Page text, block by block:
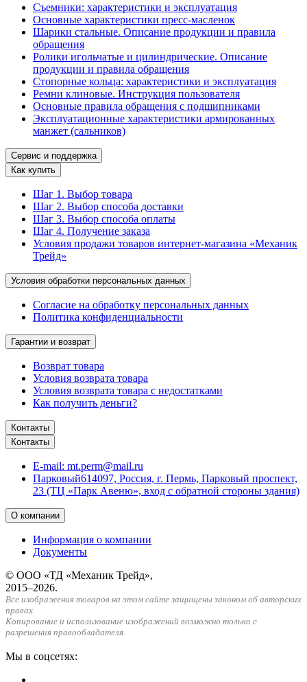
Съемники: характеристики и эксплуатация
Основные характеристики пресс‑масленок
Шарики стальные. Описание продукции и правила
обращения
Ролики игольчатые и цилиндрические. Описание
продукции и правила обращения
Стопорные кольца: характеристики и эксплуатация
Ремни клиновые. Инструкция пользователя
Основные правила обращения с подшипниками
Эксплуатационные характеристики армированных
манжет (сальников)
Сервис и поддержка
Как купить
Шаг 1. Выбор товара
Шаг 2. Выбор способа доставки
Шаг 3. Выбор способа оплаты
Шаг 4. Получение заказа
Условия продажи товаров интернет-магазина «Механик
Трейд»
Условия обработки персональных данных
Согласие на обработку персональных данных
Политика конфиденциальности
Гарантии и возврат
Возврат товара
Условия возврата товара
Условия возврата товара с недостатками
Как получить деньги?
Контакты
Контакты
E-mail: mt.perm@mail.ru
Парковый614097, Россия, г. Пермь, Парковый проспект,
23 (ТЦ «Парк Авеню», вход с обратной стороны здания)
О компании
Информация о компании
Документы
© ООО «ТД «Механик Трейд»,
2015–2026.
Все изображения товаров на этом сайте защищены законом об авторских
правах.
Копирование и использование изображений возможно только с
разрешения правообладателя.
Мы в соцсетях: